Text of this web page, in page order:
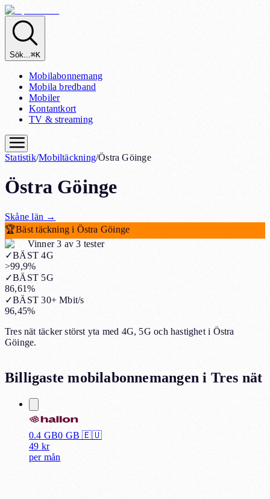
Sök...⌘K
Mobilabonnemang
Mobila bredband
Mobiler
Kontantkort
TV & streaming
Statistik/Mobiltäckning/Östra Göinge
Östra Göinge
Skåne län →
🏆Bäst täckning i Östra Göinge
Vinner 3 av 3 tester
✓BÄST 4G
>99,9%
✓BÄST 5G
86,61%
✓BÄST 30+ Mbit/s
96,45%
Tres nät täcker störst yta med 4G, 5G och hastighet i Östra
Göinge.
Billigaste mobilabonnemangen i Tres nät
0.4 GB0 GB 🇪🇺
49 kr
per mån